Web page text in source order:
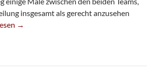
insgesamt als gerecht anzusehen
Für Sechste
→